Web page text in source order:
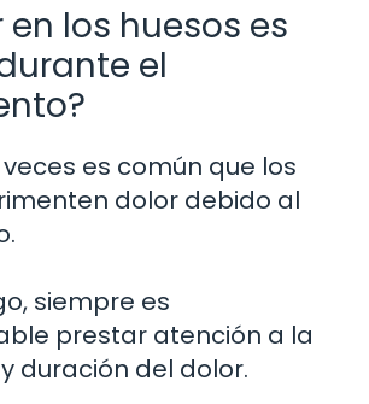
en los huesos es
el
es común que los
dolor debido al
siempre es
prestar atención a la
duración del dolor.